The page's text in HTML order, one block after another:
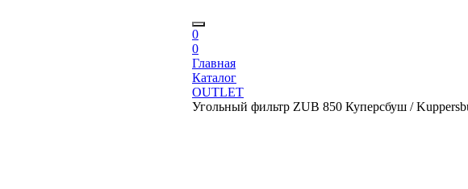
0
0
Главная
Каталог
OUTLET
Угольный фильтр ZUB 850 Куперсбуш /